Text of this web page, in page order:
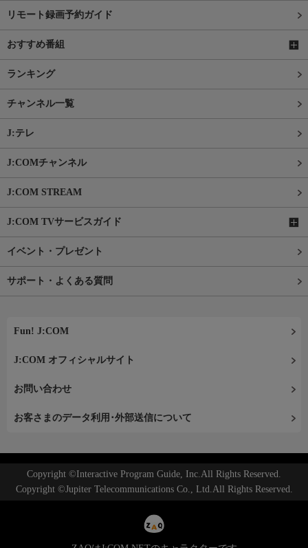
リモート録画予約ガイド
おすすめ番組
ランキング
チャンネル一覧
J:テレ
J:COMチャンネル
J:COM STREAM
J:COM TVサービスガイド
イベント・プレゼント
サポート・よくある質問
Fun! J:COM
J:COM オフィシャルサイト
お問い合わせ
お客さまのデータ利用･外部送信について
Copyright ©Interactive Program Guide, Inc.All Rights Reserved.
Copyright ©Jupiter Telecommunications Co., Ltd.All Rights Reserved.